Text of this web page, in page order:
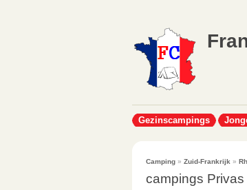
Gezinscampings
Camping » Zuid-Frankrijk »
campings Privas